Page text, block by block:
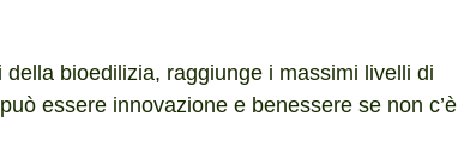
bioedilizia, raggiunge i massimi livelli di
essere innovazione e benessere se non c’è